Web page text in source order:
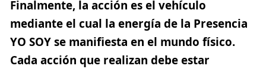
Finalmente, la acción es el vehículo
mediante el cual la energía de la Presencia
YO SOY se manifiesta en el mundo físico.
Cada acción que realizan debe estar